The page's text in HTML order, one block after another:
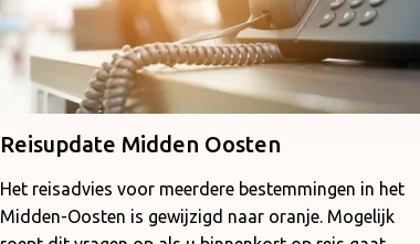
Reisupdate Midden Oosten
Het reisadvies voor meerdere bestemmingen in het
Midden-Oosten is gewijzigd naar oranje. Mogelijk